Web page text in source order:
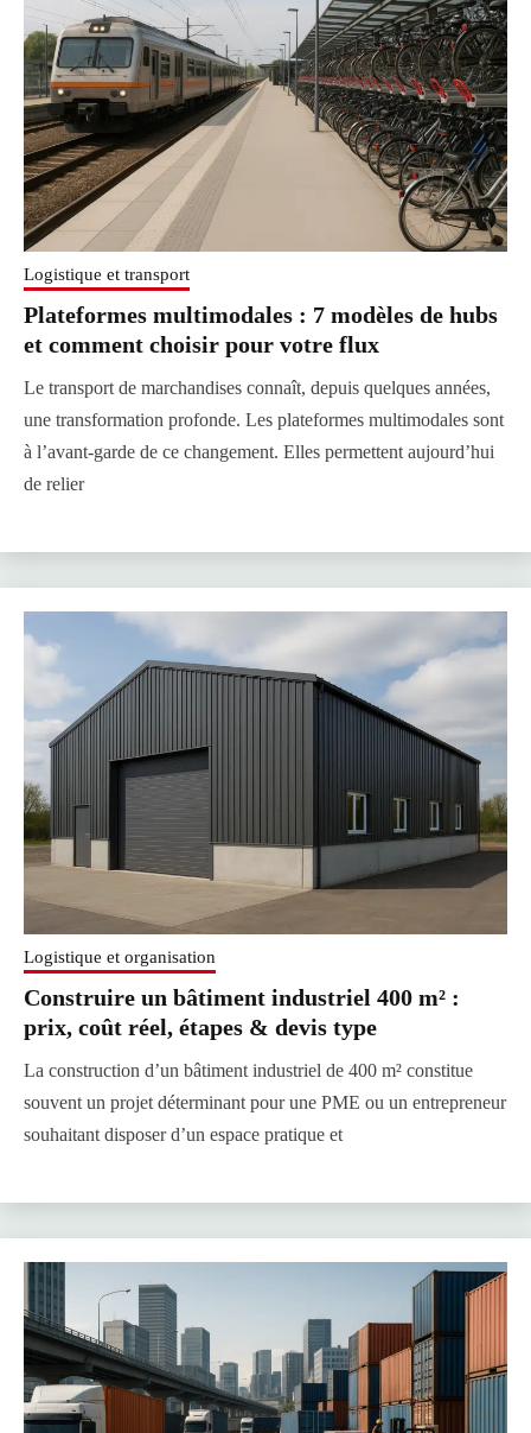
Logistique et transport
Plateformes multimodales : 7 modèles de hubs
et comment choisir pour votre flux
Le transport de marchandises connaît, depuis quelques années,
une transformation profonde. Les plateformes multimodales sont
à l’avant-garde de ce changement. Elles permettent aujourd’hui
de relier
Logistique et organisation
Construire un bâtiment industriel 400 m² :
prix, coût réel, étapes & devis type
La construction d’un bâtiment industriel de 400 m² constitue
souvent un projet déterminant pour une PME ou un entrepreneur
souhaitant disposer d’un espace pratique et